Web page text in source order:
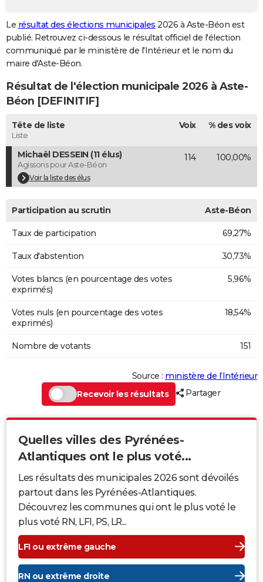
GUIDES D'ACHAT
BONS PLANS
CARTE DE VOEUX
Carte de Noël
Carte Bonne année
Carte Saint-Valentin
Carte Pâques
Carte d'anniversaire
DICTIONNAIRE
Dictionnaire
Biographies
Citations
Expressions
Proverbes
PROGRAMME TV
COPAINS D'AVANT
S'inscrire
Se connecter
Lycées
Collèges
Primaires
Universités
Entreprises
Service militaire
Avis de recherche
AVIS DE DÉCÈS
FORUM
Le résultat des élections municipales 2026 à Aste-Béon est
publié. Retrouvez ci-dessous le résultat officiel de l'élection
communiqué par le ministère de l'Intérieur et le nom du
maire d'Aste-Béon.
Résultat de l'élection municipale 2026 à Aste-
Béon [DEFINITIF]
Tête de liste
Liste
Voix % des voix
Michaël DESSEIN (11 élus)
Agissons pour Aste-Béon
Voir la liste des élus
114 100,00%
Participation au scrutin Aste-Béon
Taux de participation 69,27%
Taux d'abstention 30,73%
Votes blancs (en pourcentage des votes
exprimés)
5,96%
Votes nuls (en pourcentage des votes
exprimés)
18,54%
Nombre de votants 151
Source : ministère de l’Intérieur
Recevoir les résultats
Partager
Quelles villes des Pyrénées-
Atlantiques ont le plus voté...
Les résultats des municipales 2026 sont dévoilés
partout dans les Pyrénées-Atlantiques.
Découvrez les communes qui ont le plus voté le
plus voté RN, LFI, PS, LR...
LFI ou extrême gauche
RN ou extrême droite